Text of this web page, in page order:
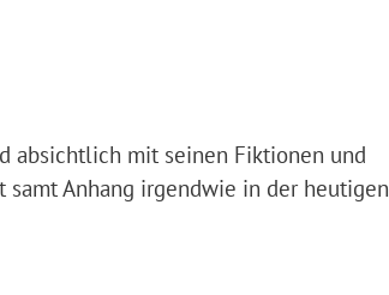
absichtlich mit seinen Fiktionen und
Anhang irgendwie in der heutigen